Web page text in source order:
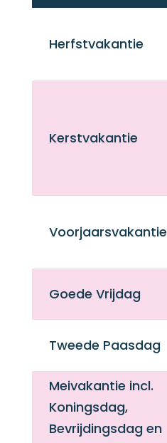
Herfstvakantie
Kerstvakantie
Voorjaarsvakantie
Goede Vrijdag
Tweede Paasdag
Meivakantie incl.
Koningsdag,
Bevrijdingsdag en